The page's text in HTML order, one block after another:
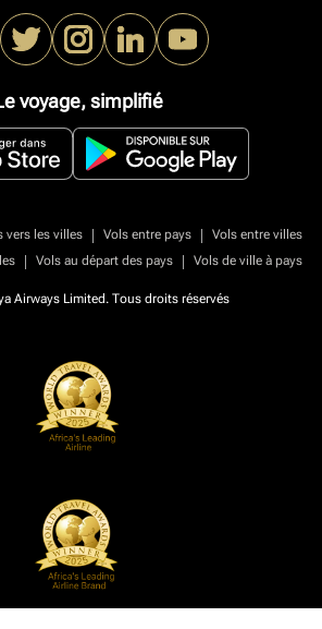
voyage, simplifié
vers les villes | Vols entre pays |
Vols entre villes
| Vols au départ des pays | Vols de ville à pays
Airways Limited. Tous droits réservés